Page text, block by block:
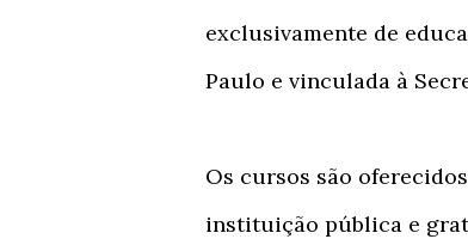
exclusivamente de
Paulo e vinculada à
Os cursos são
instituição pública e